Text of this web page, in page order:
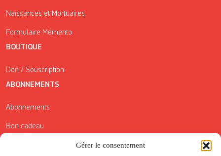
Gérer le consentement
Naissances et Mortuaires
Formulaire Mémento
BOUTIQUE
Don / Souscription
ABONNEMENTS
Abonnements
Bon cadeau
Conditions générales de vente